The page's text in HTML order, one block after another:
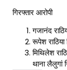
गिरफ्तार आरोपी
गजानंद
रूपेश राठिया
मिथिलेश
थाना लैलुगां